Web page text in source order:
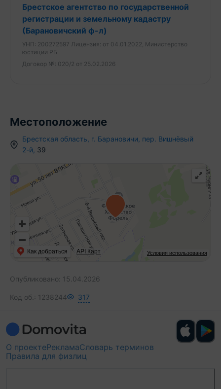
Барановичский ф-л РУП «Брестское агентство по
государственной регистрации и земельному
кадастру»
Брестское агентство по государственной
регистрации и земельному кадастру
(Барановичский ф-л)
УНП: 200272597 Лицензия: от 04.01.2022, Министерство
юстиции РБ
Договор №: 020/2 от 25.02.2026
Местоположение
Брестская область г. Барановичи пер. Вишнёвый
2-й 39
Условия использования
Как добраться API Карт
Опубликовано: 15.04.2026
Код об.: 1238244 317
О проектеРекламаСловарь терминов
Правила для физлиц